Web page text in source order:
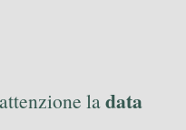
ladata